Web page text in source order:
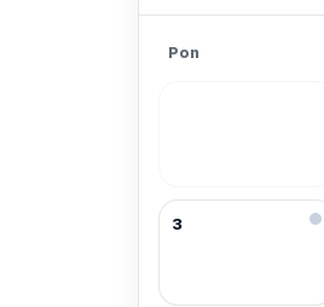
Pon
3